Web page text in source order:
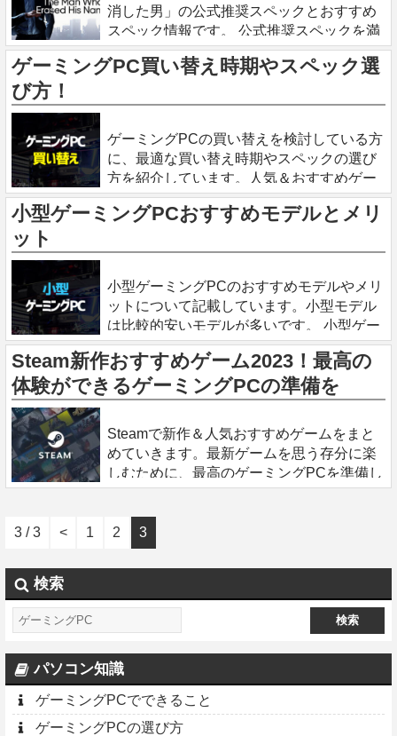
消した男」の公式推奨スペックとおすすめ
スペック情報です。 公式推奨スペックを満
たす、おすすめゲーミングPCもまとめてい
ます。参考になれば幸いです。 「龍が如く
ゲーミングPC買い替え時期やスペック選
び方！
ゲーミングPCの買い替えを検討している方
に、最適な買い替え時期やスペックの選び
方を紹介しています。人気＆おすすめゲー
ミングPCも合わせて掲載しています。 ゲ
ーミングPC買い替え時期は？ 現在のPC性
小型ゲーミングPCおすすめモデルとメリ
ット
小型ゲーミングPCのおすすめモデルやメリ
ットについて記載しています。小型モデル
は比較的安いモデルが多いです。 小型ゲー
ミングPCのメリット 省スペース 一般的な
ゲーミングPCに比べて、比較的小さくなっ
ています。
Steam新作おすすめゲーム2023！最高の
体験ができるゲーミングPCの準備を
Steamで新作＆人気おすすめゲームをまと
めていきます。最新ゲームを思う存分に楽
しむために、最高のゲーミングPCを準備し
ましょう。 Steam新作おすすめゲームまと
3 / 3
< 1 2 3
検索
パソコン知識
ゲーミングPCでできること
ゲーミングPCの選び方